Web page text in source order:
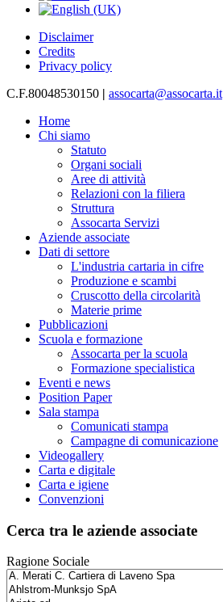
Disclaimer
Credits
Privacy policy
C.F.80048530150 | assocarta@assocarta.it
Home
Chi siamo
Statuto
Organi sociali
Aree di attività
Relazioni con la filiera
Struttura
Assocarta Servizi
Aziende associate
Dati di settore
L'industria cartaria in cifre
Produzione e scambi
Cruscotto della circolarità
Materie prime
Pubblicazioni
Scuola e formazione
Assocarta per la scuola
Formazione specialistica
Eventi e news
Position Paper
Sala stampa
Comunicati stampa
Campagne di comunicazione
Videogallery
Carta e digitale
Carta e igiene
Convenzioni
Cerca tra le aziende associate
Ragione Sociale